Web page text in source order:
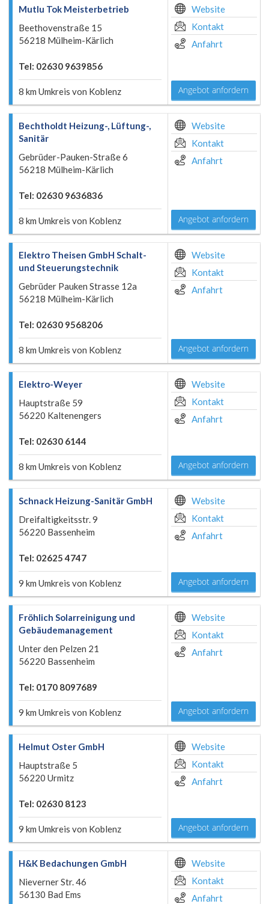
Mutlu Tok Meisterbetrieb
Beethovenstraße 15
56218 Mülheim-Kärlich
Tel: 02630 9639856
8 km Umkreis von Koblenz
Website
Kontakt
Anfahrt
Angebot anfordern
Bechtholdt Heizung-, Lüftung-,
Sanitär
Gebrüder-Pauken-Straße 6
56218 Mülheim-Kärlich
Tel: 02630 9636836
8 km Umkreis von Koblenz
Website
Kontakt
Anfahrt
Angebot anfordern
Elektro Theisen GmbH Schalt-
und Steuerungstechnik
Gebrüder Pauken Strasse 12a
56218 Mülheim-Kärlich
Tel: 02630 9568206
8 km Umkreis von Koblenz
Website
Kontakt
Anfahrt
Angebot anfordern
Elektro-Weyer
Hauptstraße 59
56220 Kaltenengers
Tel: 02630 6144
8 km Umkreis von Koblenz
Website
Kontakt
Anfahrt
Angebot anfordern
Schnack Heizung-Sanitär GmbH
Dreifaltigkeitsstr. 9
56220 Bassenheim
Tel: 02625 4747
9 km Umkreis von Koblenz
Website
Kontakt
Anfahrt
Angebot anfordern
Fröhlich Solarreinigung und
Gebäudemanagement
Unter den Pelzen 21
56220 Bassenheim
Tel: 0170 8097689
9 km Umkreis von Koblenz
Website
Kontakt
Anfahrt
Angebot anfordern
Helmut Oster GmbH
Hauptstraße 5
56220 Urmitz
Tel: 02630 8123
9 km Umkreis von Koblenz
Website
Kontakt
Anfahrt
Angebot anfordern
H&K Bedachungen GmbH
Nieverner Str. 46
56130 Bad Ems
Website
Kontakt
Anfahrt